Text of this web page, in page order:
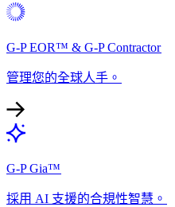
G-P EOR™ & G-P Contractor​​
管理您的全球人手。​​
G-P Gia™​​
採用 AI 支援的合規性智慧。​​